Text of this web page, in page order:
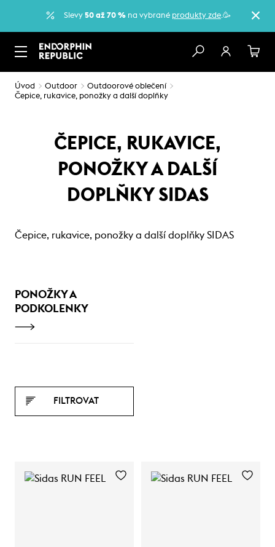
Slevy 50 až 70 % na vybrané produkty zde.🥳
Úvod Outdoor
Outdoorové oblečení
Čepice, rukavice, ponožky a další doplňky
ČEPICE, RUKAVICE,
PONOŽKY A DALŠÍ
DOPLŇKY SIDAS
Čepice, rukavice, ponožky a další doplňky SIDAS
PONOŽKY A
PODKOLENKY
FILTROVAT